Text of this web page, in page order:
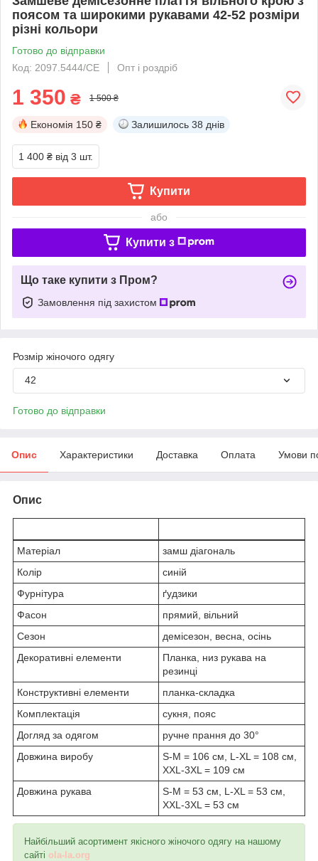
поясом та широкими рукавами 42-52 розміри
різні кольори
Готово до відправки
Код: 2097.5444/СЕ
Опт і роздріб
1 350 ₴ 1 500 ₴
Економія 150 ₴ Залишилось 38 днів
1 400 ₴ від 3 шт.
Купити
або
Купити з
Що таке купити з Пром?
Замовлення під захистом
Розмір жіночого одягу
42
Готово до відправки
Опис Характеристики Доставка Оплата Умови
Опис
Матеріал
замш діагональ
Колір
синій
Фурнітура
ґудзики
Фасон
прямий, вільний
Сезон
демісезон, весна, осінь
Декоративні елементи
Планка, низ рукава на
резинці
Конструктивні елементи
планка-складка
Комплектація
сукня, пояс
Догляд за одягом
ручне прання до 30°
Довжина виробу
S-M = 106 см, L-XL = 108 см,
XXL-3XL = 109 см
Довжина рукава
S-M = 53 см, L-XL = 53 см,
XXL-3XL = 53 см
Найбільший асортимент якісного жіночого одягу на нашому
сайті ola-la.org